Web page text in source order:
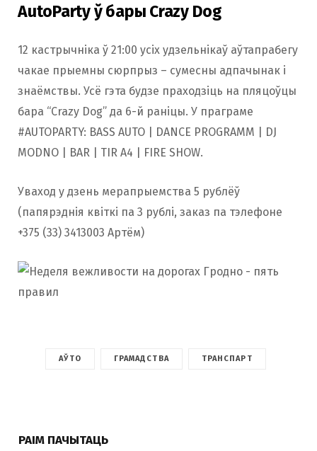
AutoParty ў бары Crazy Dog
12 кастрычніка ў 21:00 усіх удзельнікаў аўтапрабегу
чакае прыемны сюрпрыз – сумесны адпачынак і
знаёмствы. Усё гэта будзе праходзіць на пляцоўцы
бара “Crazy Dog” да 6-й раніцы. У праграме
#AUTOPARTY: BASS AUTO | DANCE PROGRAMM | DJ
MODNO | BAR | TIR A4 | FIRE SHOW.
Уваход у дзень мерапрыемства 5 рублёў
(папярэднія квіткі па 3 рублі, заказ па тэлефоне
+375 (33) 3413003 Артём)
АЎТО ГРАМАДСТВА ТРАНСПАРТ
РАІМ ПАЧЫТАЦЬ